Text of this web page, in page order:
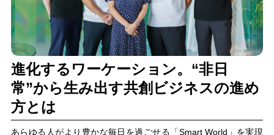
進化するワーケーション。“非日
常”から生み出す共創ビジネスの進め
方とは
あらゆる人がより豊かな毎日を過ごせる「Smart World」を実現